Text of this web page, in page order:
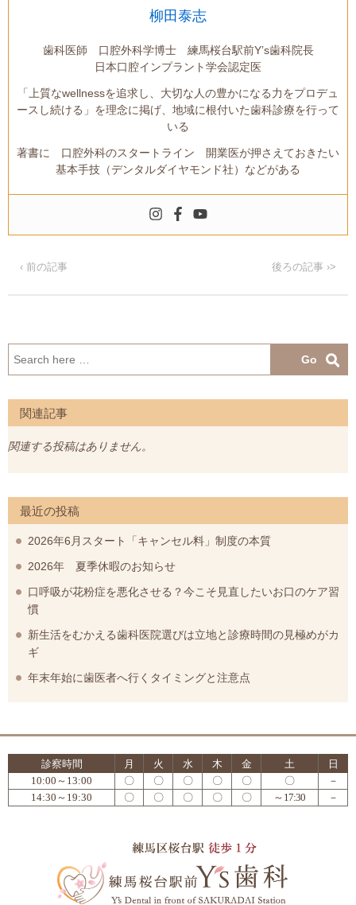
柳田泰志
歯科医師 口腔外科学博士 練馬桜台駅前Y’s歯科院長
日本口腔インプラント学会認定医
「上質なwellnessを追求し、大切な人の豊かになる力をプロデュ
ースし続ける」を理念に掲げ、地域に根付いた歯科診療を行って
いる
著書に 口腔外科のスタートライン 開業医が押さえておきたい
基本手技（デンタルダイヤモンド社）などがある
‹ 前の記事 後ろの記事 ›>
関連記事
関連する投稿はありません。
最近の投稿
2026年6月スタート「キャンセル料」制度の本質
2026年 夏季休暇のお知らせ
口呼吸が花粉症を悪化させる？今こそ見直したいお口のケア習
慣
新生活をむかえる歯科医院選びは立地と診療時間の見極めがカ
ギ
年末年始に歯医者へ行くタイミングと注意点
診察時間 月 火 水 木 金 土
日
10:00～13:00
〇 〇 〇 〇 〇 〇
－
14:30～19:30
〇 〇 〇 〇 〇 ～17:30 －